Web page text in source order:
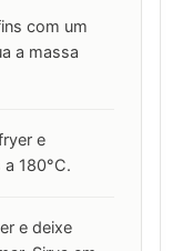
com um
a massa
e
180°C.
e deixe